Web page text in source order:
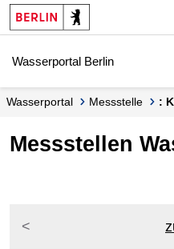
Springe zur Navigation
Springe zum Inhalt
Wasserportal Berlin
Wasserportal Messstelle :
Messstellen